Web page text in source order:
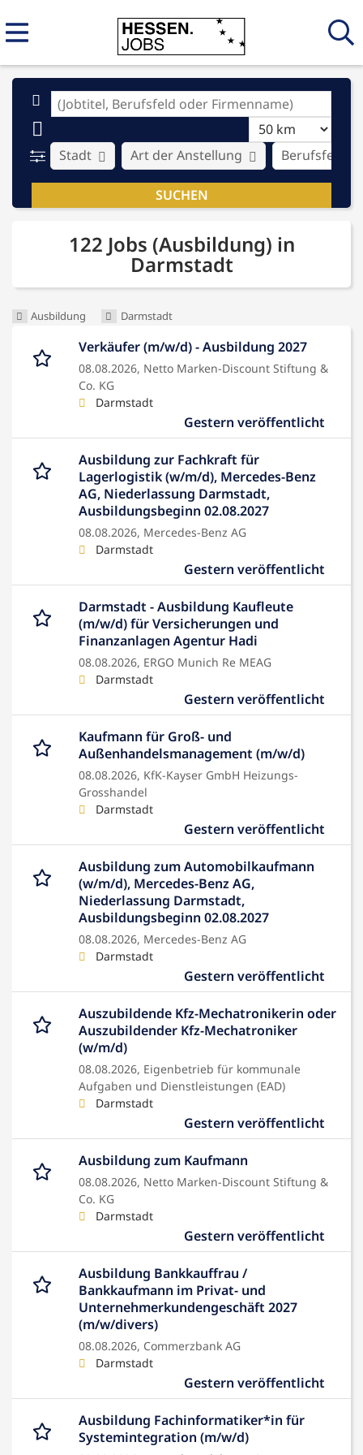
Stadt Art der Anstellung Berufsfeld
122 Jobs (Ausbildung) in
Darmstadt
Ausbildung Darmstadt
Verkäufer (m/w/d) - Ausbildung 2027
08.08.2026, Netto Marken-Discount Stiftung &
Co. KG
Darmstadt
Gestern veröffentlicht
Ausbildung zur Fachkraft für
Lagerlogistik (w/m/d), Mercedes-Benz
AG, Niederlassung Darmstadt,
Ausbildungsbeginn 02.08.2027
08.08.2026, Mercedes-Benz AG
Darmstadt
Gestern veröffentlicht
Darmstadt - Ausbildung Kaufleute
(m/w/d) für Versicherungen und
Finanzanlagen Agentur Hadi
08.08.2026, ERGO Munich Re MEAG
Darmstadt
Gestern veröffentlicht
Kaufmann für Groß- und
Außenhandelsmanagement (m/w/d)
08.08.2026, KfK-Kayser GmbH Heizungs-
Grosshandel
Darmstadt
Gestern veröffentlicht
Ausbildung zum Automobilkaufmann
(w/m/d), Mercedes-Benz AG,
Niederlassung Darmstadt,
Ausbildungsbeginn 02.08.2027
08.08.2026, Mercedes-Benz AG
Darmstadt
Gestern veröffentlicht
Auszubildende Kfz-Mechatronikerin oder
Auszubildender Kfz-Mechatroniker
(w/m/d)
08.08.2026, Eigenbetrieb für kommunale
Aufgaben und Dienstleistungen (EAD)
Darmstadt
Gestern veröffentlicht
Ausbildung zum Kaufmann
08.08.2026, Netto Marken-Discount Stiftung &
Co. KG
Darmstadt
Gestern veröffentlicht
Ausbildung Bankkauffrau /
Bankkaufmann im Privat- und
Unternehmerkundengeschäft 2027
(m/w/divers)
08.08.2026, Commerzbank AG
Darmstadt
Gestern veröffentlicht
Ausbildung Fachinformatiker*in für
Systemintegration (m/w/d)